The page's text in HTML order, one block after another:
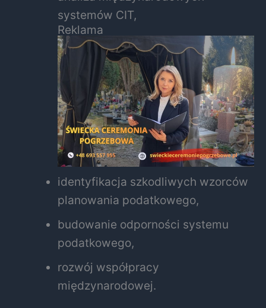
systemów CIT,
Reklama
identyfikacja szkodliwych wzorców
planowania podatkowego,
budowanie odporności systemu
podatkowego,
rozwój współpracy
międzynarodowej.